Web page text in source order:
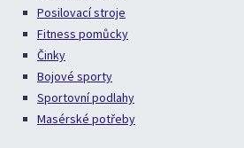
Posilovací stroje
Fitness pomůcky
Činky
Bojové sporty
Sportovní podlahy
Masérské potřeby